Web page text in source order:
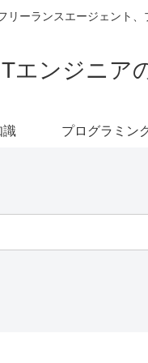
リーランスエージェント
エンジニア
識 プログラミン